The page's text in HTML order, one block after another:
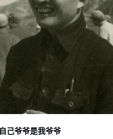
己爷爷是我爷爷